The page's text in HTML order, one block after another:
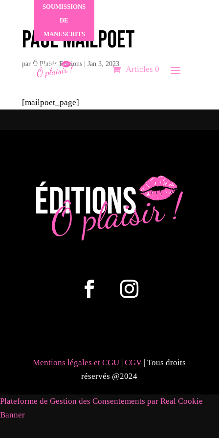
SOUMISSIONS
DE
MANUSCRITS
Articles 0
Page MailPoet
par Ô Plaisir Editions| Jan 3, 2023
[mailpoet_page]
Mentions légales et CGU |CGV | Tous droits
réservés @2024
Plateforme de Gestion des Consentements par Real Cookie
Banner